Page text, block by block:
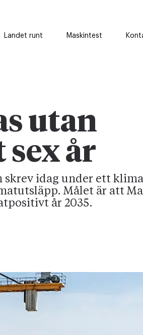
Landet runt Maskintest
utan
år
skrev idag under ett
Målet är att
år 2035.